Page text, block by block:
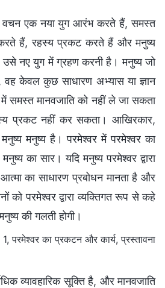
वचन एक नया युग आरंभ करते हैं, समस्त
करते हैं, रहस्य प्रकट करते हैं और मनुष्य
उसे नए युग में ग्रहण करनी है। मनुष्य जो
वह केवल कुछ साधारण अभ्यास या ज्ञान
समस्त मानवजाति को नहीं ले जा सकता
प्रकट नहीं कर सकता। आखिरकार,
मनुष्य है। परमेश्वर में परमेश्वर का
का सार। यदि मनुष्य परमेश्वर द्वारा
का साधारण प्रबोधन मानता है और
को परमेश्वर द्वारा व्यक्तिगत रूप से कहे
की गलती होगी।
परमेश्वर का प्रकटन और कार्य, प्रस्तावना
व्यावहारिक सूक्ति है, और मानवजाति